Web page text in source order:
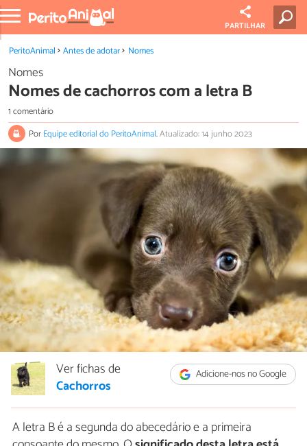
PARTILHAR
PeritoAnimal Antes de adotar Nomes
Nomes
Nomes de cachorros com a letra B
1 comentário
PorEquipe editorial do PeritoAnimal.Atualizado: 14 junho 2023
Adicione-nos no Google
Ver fichas de
Cachorros
A letra B é a segunda do abecedário e a primeira